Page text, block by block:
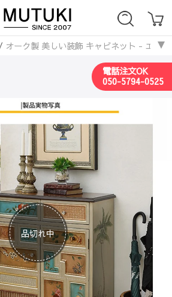
/ オーク製 美しい装飾 キャビネット - エレ
電話注文OK
050-5794-0525
品切れ中